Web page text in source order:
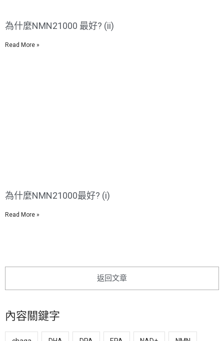
返回文章
內容關鍵字
為什麼NMN21000 最好? (ii)
Read More »
為什麼NMN21000最好? (i)
Read More »